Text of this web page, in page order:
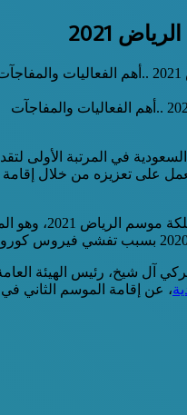
2021
موسم الرياض 2021 ..أهم الفعاليات والمفاجآت
في المرتبة الأولى
على تعزيزه من خلال إقامة
وأحد أهم فاعليات
آل شيخ، رئيس الهيئة